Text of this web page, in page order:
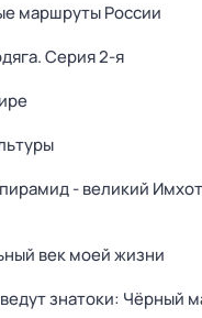
маршруты России
. Серия 2-я
- великий
век моей жизни
знатоки: Чёрный